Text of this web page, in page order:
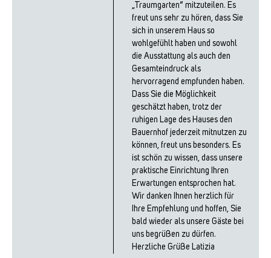
„Traumgarten“ mitzuteilen. Es
freut uns sehr zu hören, dass Sie
sich in unserem Haus so
wohlgefühlt haben und sowohl
die Ausstattung als auch den
Gesamteindruck als
hervorragend empfunden haben.
Dass Sie die Möglichkeit
geschätzt haben, trotz der
ruhigen Lage des Hauses den
Bauernhof jederzeit mitnutzen zu
können, freut uns besonders. Es
ist schön zu wissen, dass unsere
praktische Einrichtung Ihren
Erwartungen entsprochen hat.
Wir danken Ihnen herzlich für
Ihre Empfehlung und hoffen, Sie
bald wieder als unsere Gäste bei
uns begrüßen zu dürfen.
Herzliche Grüße Latizia